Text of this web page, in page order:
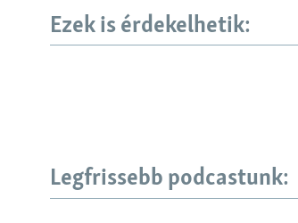
Ezek is érdekelhetik:
Legfrissebb podcastunk: